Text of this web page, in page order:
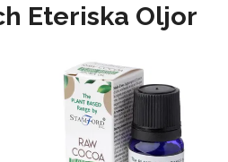
Eteriska Oljor